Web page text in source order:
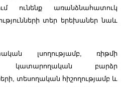
ունենք առանձնահատուկ
տեր երեխաներ նաև
լսողությամբ, ռիթմի
կատարողական բարձր
տեսողական հիշողությամբ և